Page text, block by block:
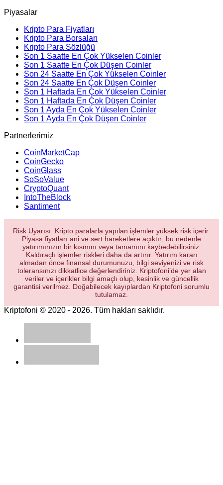
Piyasalar
Kripto Para Fiyatları
Kripto Para Borsaları
Kripto Para Sözlüğü
Son 1 Saatte En Çok Yükselen Coinler
Son 1 Saatte En Çok Düşen Coinler
Son 24 Saatte En Çok Yükselen Coinler
Son 24 Saatte En Çok Düşen Coinler
Son 1 Haftada En Çok Yükselen Coinler
Son 1 Haftada En Çok Düşen Coinler
Son 1 Ayda En Çok Yükselen Coinler
Son 1 Ayda En Çok Düşen Coinler
Partnerlerimiz
CoinMarketCap
CoinGecko
CoinGlass
SoSoValue
CryptoQuant
IntoTheBlock
Santiment
Risk Uyarısı: Kripto paralarla yapılan işlemler yüksek risk içerir.
Piyasa fiyatları ani ve sert hareketlere açıktır; bu nedenle
yatırımınızın bir kısmını veya tamamını kaybedebilirsiniz.
Kaldıraçlı işlemler riskleri daha da artırır. Yatırım kararı
almadan önce finansal durumunuzu, bilgi seviyenizi ve risk
toleransınızı dikkatlice değerlendiriniz. Kriptofoni’de yer alan
veriler ve içerikler bilgi amaçlı olup, kesinlik ve güncellik
garantisi verilmez. Doğabilecek kayıplardan Kriptofoni sorumlu
tutulamaz.
Kriptofoni © 2020 - 2026. Tüm hakları saklıdır.